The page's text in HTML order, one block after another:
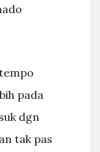
pada
dgn
tak pas